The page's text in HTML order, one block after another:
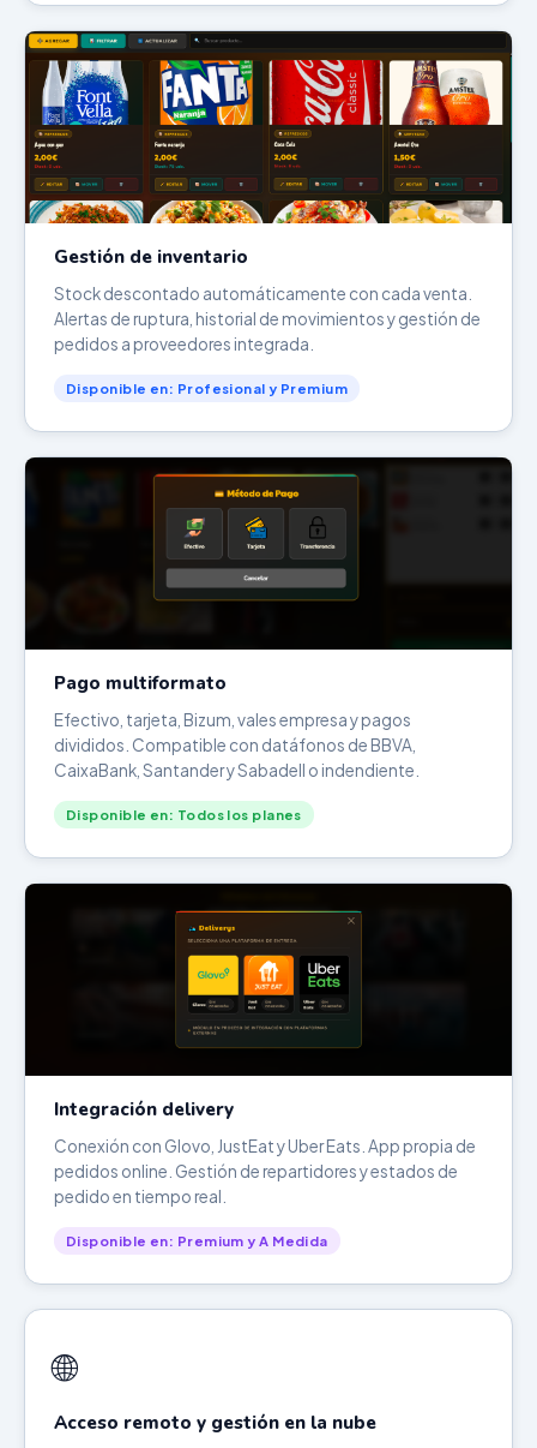
Gestión de inventario
Stock descontado automáticamente con cada venta.
Alertas de ruptura, historial de movimientos y gestión de
pedidos a proveedores integrada.
Disponible en: Profesional y Premium
Pago multiformato
Efectivo, tarjeta, Bizum, vales empresa y pagos
divididos. Compatible con datáfonos de BBVA,
CaixaBank, Santander y Sabadell o indendiente.
Disponible en: Todos los planes
Integración delivery
Conexión con Glovo, JustEat y Uber Eats. App propia de
pedidos online. Gestión de repartidores y estados de
pedido en tiempo real.
Disponible en: Premium y A Medida
🌐
Acceso remoto y gestión en la nube